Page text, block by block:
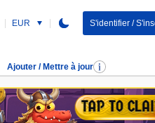
EUR S'identifier /
Ajouter / Mettre à jour